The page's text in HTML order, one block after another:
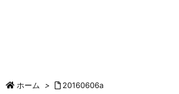
ホーム > 20160606a